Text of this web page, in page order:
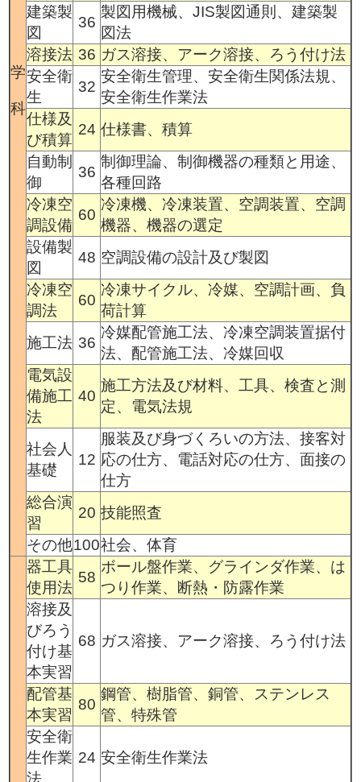
学
科
建築製
図
36
製図用機械、JIS製図通則、建築製
図法
溶接法 36 ガス溶接、アーク溶接、ろう付け法
安全衛
生
32
安全衛生管理、安全衛生関係法規、
安全衛生作業法
仕様及
び積算
24 仕様書、積算
自動制
御
36
制御理論、制御機器の種類と用途、
各種回路
冷凍空
調設備
60
冷凍機、冷凍装置、空調装置、空調
機器、機器の選定
設備製
図
48 空調設備の設計及び製図
冷凍空
調法
60
冷凍サイクル、冷媒、空調計画、負
荷計算
施工法 36
冷媒配管施工法、冷凍空調装置据付
法、配管施工法、冷媒回収
電気設
備施工
法
40
施工方法及び材料、工具、検査と測
定、電気法規
社会人
基礎
12
服装及び身づくろいの方法、接客対
応の仕方、電話対応の仕方、面接の
仕方
総合演
習
20 技能照査
その他100社会、体育
器工具
使用法
58
ボール盤作業、グラインダ作業、は
つり作業、断熱・防露作業
溶接及
びろう
付け基
本実習
68 ガス溶接、アーク溶接、ろう付け法
配管基
本実習
80
鋼管、樹脂管、銅管、ステンレス
管、特殊管
安全衛
生作業 24 安全衛生作業法